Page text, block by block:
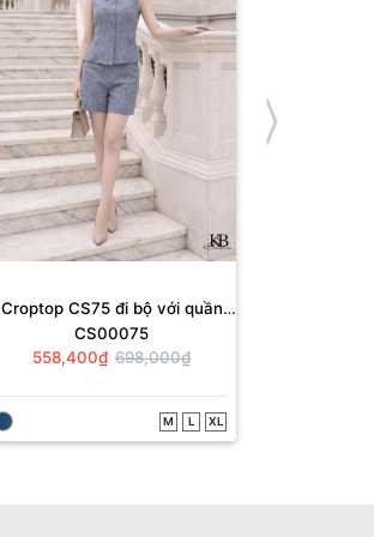
Croptop CS75 đi bộ với quần
QS397.
CS00075
558,400₫ 698,000₫
M L XL